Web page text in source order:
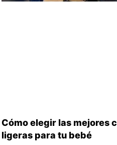
Cómo elegir las mejores
ligeras para tu bebé